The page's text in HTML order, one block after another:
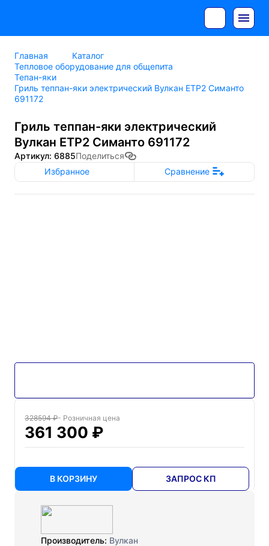
Главная
Каталог
Тепловое оборудование для общепита
Тепан-яки
Гриль теппан-яки электрический Вулкан ETP2 Симанто
691172
Гриль теппан-яки электрический
Вулкан ETP2 Симанто 691172
Артикул: 6885Поделиться
Избранное
Сравнение
328594 ₽- Розничная цена
361 300 ₽
В КОРЗИНУ ЗАПРОС КП
Производитель: Вулкан